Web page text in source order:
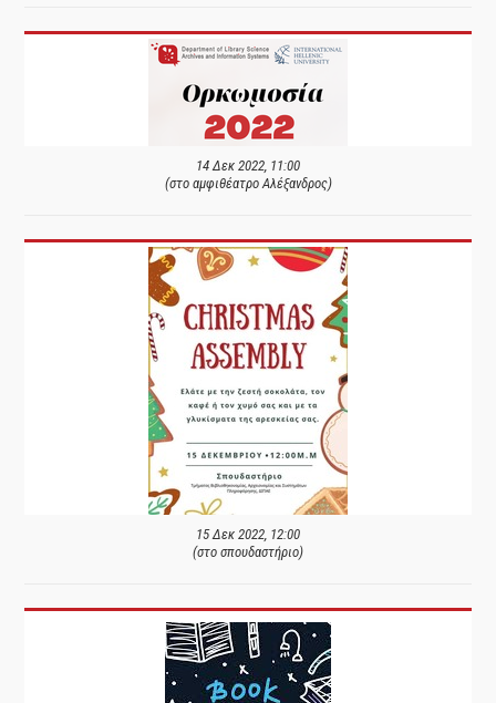
14 Δεκ 2022, 11:00
(στο αμφιθέατρο Αλέξανδρος)
15 Δεκ 2022, 12:00
(στο σπουδαστήριο)